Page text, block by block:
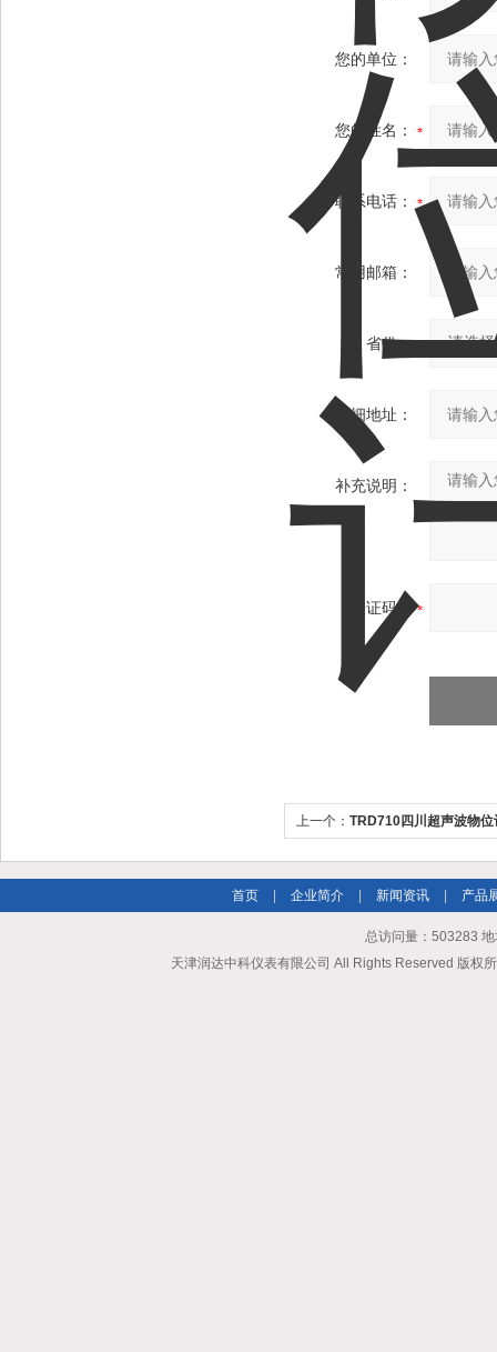
您的单位：
您的姓名：
联系电话：
常用邮箱：
省份：
详细地址：
补充说明：
验证码：
上一个： TRD710四川超声波物位
首页 企业简介 新闻资讯 产品
总访问量：503283
天津润达中科仪表有限公司 All Rights Reserved 版权